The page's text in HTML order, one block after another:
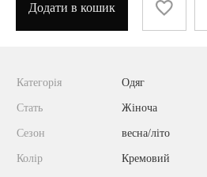
Додати в кошик
Категорія Одяг
Стать Жіноча
Сезон весна/літо
Колір Кремовий